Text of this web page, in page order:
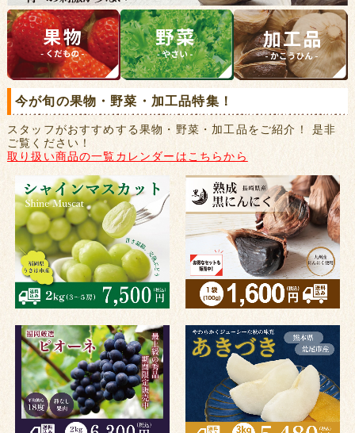
今が旬の果物・野菜・加工品特集！
スタッフがおすすめする果物・野菜・加工品をご紹介！ 是非
ご覧ください！
取り扱い商品の一覧カレンダーはこちらから